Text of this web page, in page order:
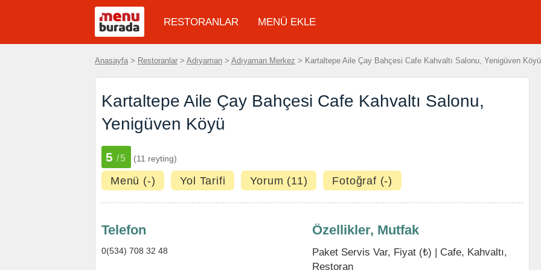
RESTORANLAR MENÜ EKLE
Anasayfa > Restoranlar > Adıyaman > Adıyaman Merkez > Kartaltepe Aile Çay Bahçesi Cafe Kahvaltı Salonu, Yenigüven Köyü
Kartaltepe Aile Çay Bahçesi Cafe Kahvaltı Salonu,
Yenigüven Köyü
5 /5 (11 reyting)
Menü (-) Yol Tarifi Yorum (11) Fotoğraf (-)
Telefon
0(534) 708 32 48
Özellikler, Mutfak
Paket Servis Var, Fiyat (₺) | Cafe, Kahvaltı,
Restoran